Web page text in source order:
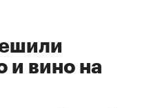
и вино на